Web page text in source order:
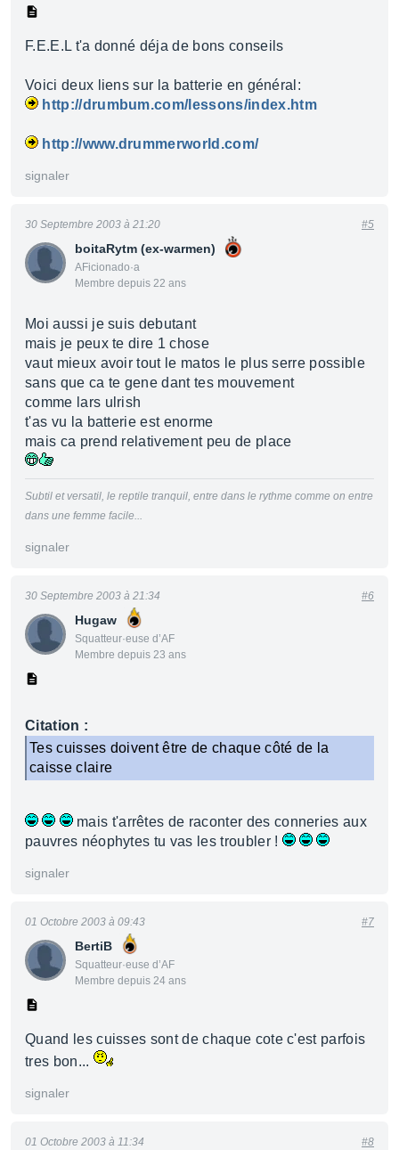
F.E.E.L t'a donné déja de bons conseils
Voici deux liens sur la batterie en général:
http://drumbum.com/lessons/index.htm
http://www.drummerworld.com/
signaler
boitaRytm (ex-warmen)
AFicionado·a
Membre depuis 22 ans
30 Septembre 2003 à 21:20 #5
Moi aussi je suis debutant
mais je peux te dire 1 chose
vaut mieux avoir tout le matos le plus serre possible
sans que ca te gene dant tes mouvement
comme lars ulrish
t'as vu la batterie est enorme
mais ca prend relativement peu de place
Subtil et versatil, le reptile tranquil, entre dans le rythme comme on entre
dans une femme facile...
signaler
Hugaw
Squatteur·euse d’AF
Membre depuis 23 ans
30 Septembre 2003 à 21:34 #6
Citation :
Tes cuisses doivent être de chaque côté de la
caisse claire
mais t'arrêtes de raconter des conneries aux
pauvres néophytes tu vas les troubler !
signaler
BertiB
Squatteur·euse d’AF
Membre depuis 24 ans
01 Octobre 2003 à 09:43 #7
Quand les cuisses sont de chaque cote c'est parfois
tres bon...
signaler
01 Octobre 2003 à 11:34 #8